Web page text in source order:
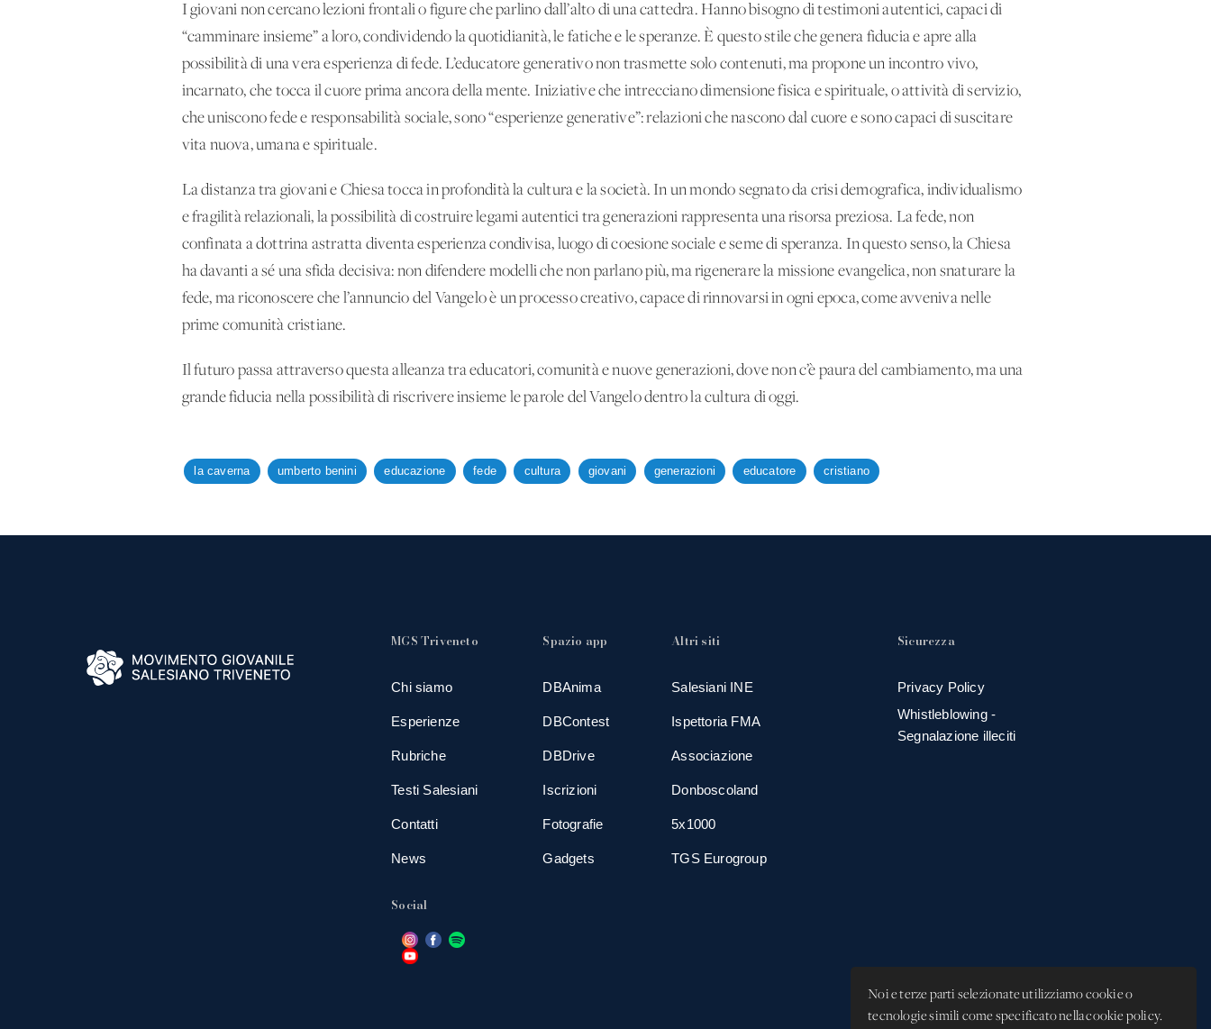
Noi e terze parti selezionate utilizziamo cookie o
tecnologie simili come specificato nella cookie policy.
I giovani non cercano lezioni frontali o figure che parlino dall’alto di una cattedra. Hanno bisogno di testimoni autentici, capaci di
“camminare insieme” a loro, condividendo la quotidianità, le fatiche e le speranze. È questo stile che genera fiducia e apre alla
possibilità di una vera esperienza di fede. L’educatore generativo non trasmette solo contenuti, ma propone un incontro vivo,
incarnato, che tocca il cuore prima ancora della mente. Iniziative che intrecciano dimensione fisica e spirituale, o attività di servizio,
che uniscono fede e responsabilità sociale, sono “esperienze generative”: relazioni che nascono dal cuore e sono capaci di suscitare
vita nuova, umana e spirituale.
La distanza tra giovani e Chiesa tocca in profondità la cultura e la società. In un mondo segnato da crisi demografica, individualismo
e fragilità relazionali, la possibilità di costruire legami autentici tra generazioni rappresenta una risorsa preziosa. La fede, non
confinata a dottrina astratta diventa esperienza condivisa, luogo di coesione sociale e seme di speranza. In questo senso, la Chiesa
ha davanti a sé una sfida decisiva: non difendere modelli che non parlano più, ma rigenerare la missione evangelica, non snaturare la
fede, ma riconoscere che l’annuncio del Vangelo è un processo creativo, capace di rinnovarsi in ogni epoca, come avveniva nelle
prime comunità cristiane.
Il futuro passa attraverso questa alleanza tra educatori, comunità e nuove generazioni, dove non c’è paura del cambiamento, ma una
grande fiducia nella possibilità di riscrivere insieme le parole del Vangelo dentro la cultura di oggi.
la caverna umberto benini educazione fede cultura giovani generazioni educatore cristiano
MGS Triveneto
Chi siamo
Esperienze
Rubriche
Testi Salesiani
Contatti
News
Social
Spazio app
DBAnima
DBContest
DBDrive
Iscrizioni
Fotografie
Gadgets
Altri siti
Salesiani INE
Ispettoria FMA
Associazione
Donboscoland
5x1000
TGS Eurogroup
Sicurezza
Privacy Policy
Whistleblowing -
Segnalazione illeciti